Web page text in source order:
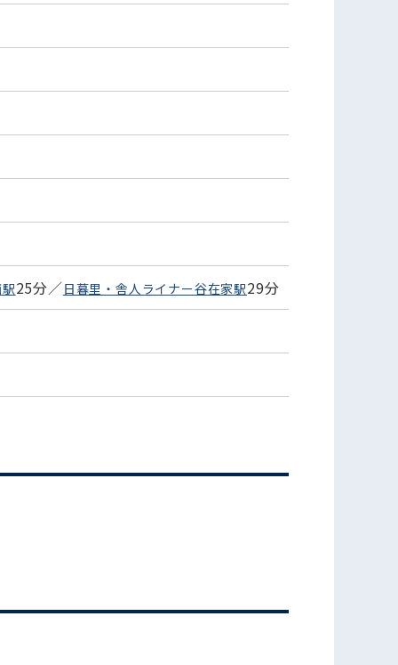
25分／日暮里・舎人ライナー谷在家駅29分